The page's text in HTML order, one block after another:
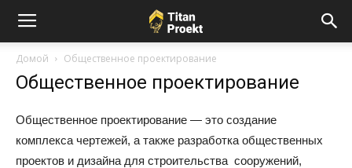
Домой Общественное проектирование
Общественное проектирование
Общественное проектирование — это создание
комплекса чертежей, а также разработка общественных
проектов и дизайна для строительства сооружений,